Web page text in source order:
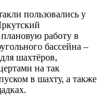
пользовались у
работу в
бассейна –
шахтёров,
на так
в шахту, а также